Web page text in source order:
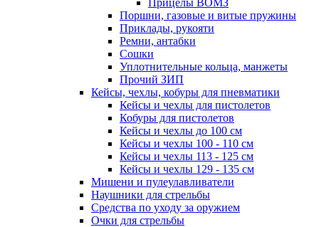
Поршни, газовые и витые пружины
Приклады, рукояти
Ремни, антабки
Сошки
Уплотнительные кольца, манжеты
Прочий ЗИП
Кейсы, чехлы, кобуры для пневматики
Кейсы и чехлы для пистолетов
Кобуры для пистолетов
Кейсы и чехлы до 100 см
Кейсы и чехлы 100 - 110 см
Кейсы и чехлы 113 - 125 см
Кейсы и чехлы 129 - 135 см
Мишени и пулеулавливатели
Наушники для стрельбы
Средства по уходу за оружием
Очки для стрельбы